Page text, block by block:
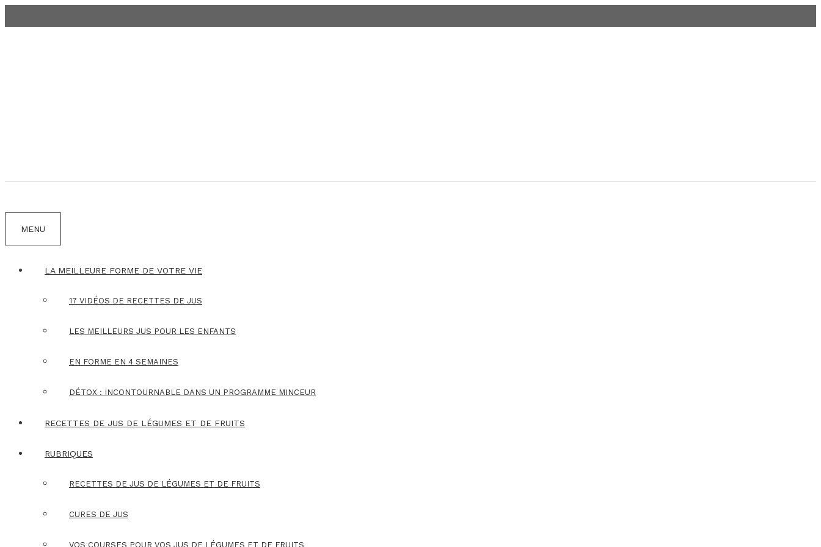
au
MENU
LA MEILLEURE FORME DE VOTRE VIE
17 VIDÉOS DE RECETTES DE JUS
LES MEILLEURS JUS POUR LES ENFANTS
EN FORME EN 4 SEMAINES
DÉTOX : INCONTOURNABLE DANS UN PROGRAMME MINCEUR
RECETTES DE JUS DE LÉGUMES ET DE FRUITS
RUBRIQUES
RECETTES DE JUS DE LÉGUMES ET DE FRUITS
CURES DE JUS
VOS COURSES POUR VOS JUS DE LÉGUMES ET DE FRUITS